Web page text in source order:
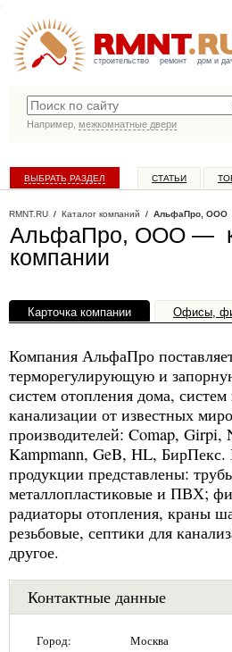
строительство ремонт дом и
Например, межкомнатные двери
ВЫБРАТЬ РАЗДЕЛ СТАТЬИ
RMNT.RU / Каталог компаний / АльфаПро, ООО
АльфаПро, ООО —
компании
Карточка компании Офисы,
Компания АльфаПро
терморегулирующую и
систем отопления дома,
канализации от известных
производителей: Comap, Girpi,
Kampmann, GeB, HL, БирПекс.
продукции представлены:
металлопластиковые и ПВХ;
радиаторы отопления, краны
резьбовые, септики для
другое.
Контактные данные
Город: Москва